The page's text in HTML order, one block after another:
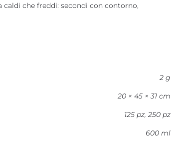
caldi che freddi: secondi con contorno,
2 g
20 × 45 × 31 cm
125 pz, 250 pz
600 ml